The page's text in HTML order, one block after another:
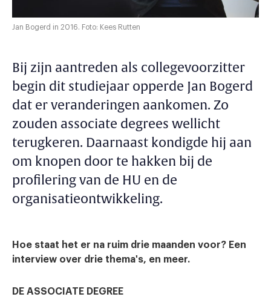
Jan Bogerd in 2016. Foto: Kees Rutten
Bij zijn aantreden als collegevoorzitter
begin dit studiejaar opperde Jan Bogerd
dat er veranderingen aankomen. Zo
zouden associate degrees wellicht
terugkeren. Daarnaast kondigde hij aan
om knopen door te hakken bij de
profilering van de HU en de
organisatieontwikkeling.
Hoe staat het er na ruim drie maanden voor? Een
interview over drie thema's, en meer.
DE ASSOCIATE DEGREE